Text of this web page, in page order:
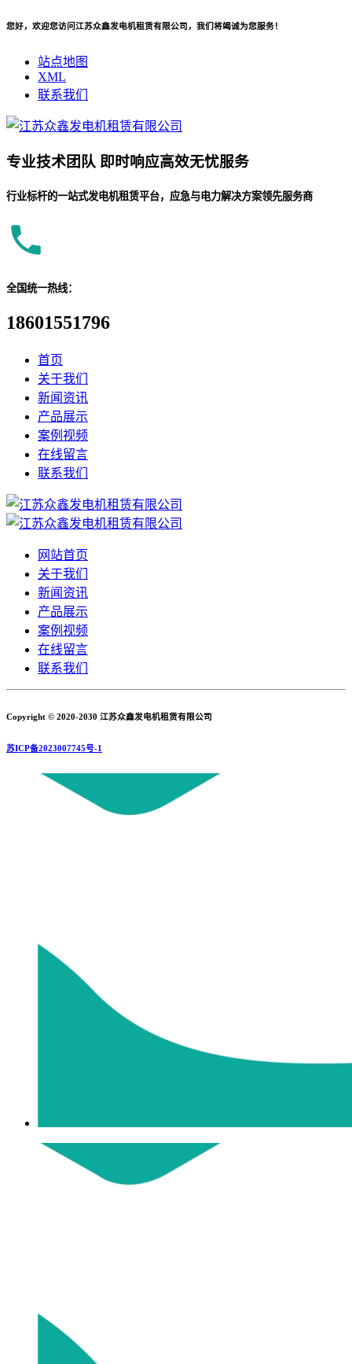
您好，欢迎您访问江苏众鑫发电机租赁有限公司，我们将竭诚为您服务！
站点地图
XML
联系我们
专业技术团队 即时响应高效无忧服务
行业标杆的一站式发电机租赁平台，应急与电力解决方案领先服务商
全国统一热线：
18601551796
首页
关于我们
新闻资讯
产品展示
案例视频
在线留言
联系我们
网站首页
关于我们
新闻资讯
产品展示
案例视频
在线留言
联系我们
Copyright © 2020-2030 江苏众鑫发电机租赁有限公司
苏ICP备2023007745号-1